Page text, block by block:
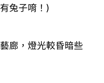
兔子唷！)
廊，燈光較昏暗些